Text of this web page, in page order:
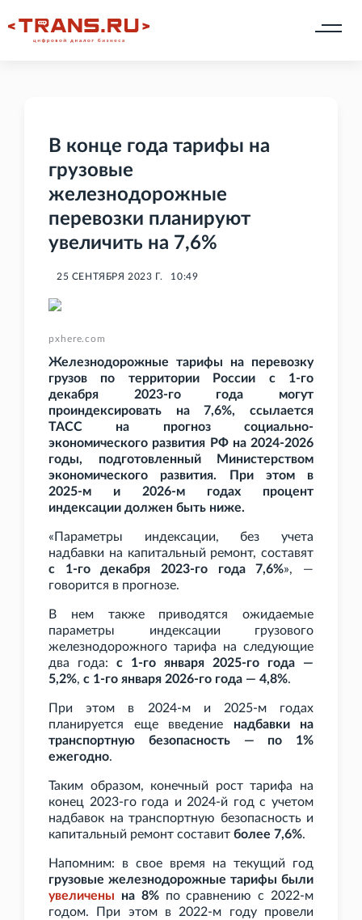
В конце года тарифы на
грузовые
железнодорожные
перевозки планируют
увеличить на 7,6%
25 СЕНТЯБРЯ 2023 Г. 10:49
pxhere.com
Железнодорожные тарифы на перевозку
грузов по территории России с 1-го
декабря 2023-го года могут
проиндексировать на 7,6%, ссылается
ТАСС на прогноз социально-
экономического развития РФ на 2024-2026
годы, подготовленный Министерством
экономического развития. При этом в
2025-м и 2026-м годах процент
индексации должен быть ниже.
«Параметры индексации, без учета
надбавки на капитальный ремонт, составят
с 1-го декабря 2023-го года 7,6%», —
говорится в прогнозе.
В нем также приводятся ожидаемые
параметры индексации грузового
железнодорожного тарифа на следующие
два года: с 1-го января 2025-го года —
5,2%, с 1-го января 2026-го года — 4,8%.
При этом в 2024-м и 2025-м годах
планируется еще введение надбавки на
транспортную безопасность — по 1%
ежегодно.
Таким образом, конечный рост тарифа на
конец 2023-го года и 2024-й год с учетом
надбавок на транспортную безопасность и
капитальный ремонт составит более 7,6%.
Напомним: в свое время на текущий год
грузовые железнодорожные тарифы были
увеличены на 8%по сравнению с 2022-м
годом. При этом в 2022-м году провели